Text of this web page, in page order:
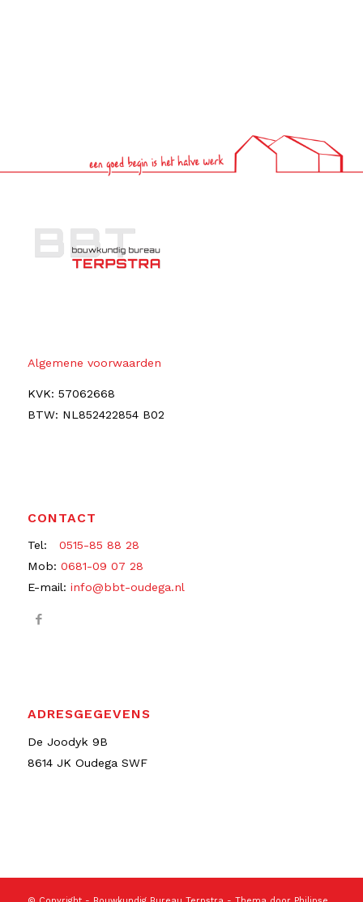
Algemene voorwaarden
KVK: 57062668
BTW: NL852422854 B02
CONTACT
Tel: 0515-85 88 28
Mob: 0681-09 07 28
E-mail: info@bbt-oudega.nl
ADRESGEGEVENS
De Joodyk 9B
8614 JK Oudega SWF